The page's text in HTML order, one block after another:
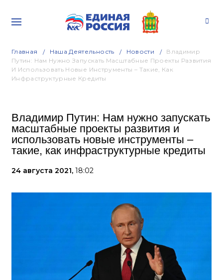
Главная Наша Деятельность Новости
Владимир
Путин: Нам Нужно Запускать Масштабные Проекты Развития
И Использовать Новые Инструменты – Такие, Как
Инфраструктурные Кредиты
Владимир Путин: Нам нужно запускать
масштабные проекты развития и
использовать новые инструменты –
такие, как инфраструктурные кредиты
24 августа 2021, 18:02